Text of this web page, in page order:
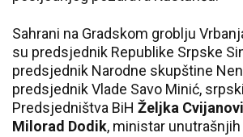
Sahrani na Gradskom groblju
su predsjednik Republike Srpske
predsjednik Narodne skupštine
predsjednik Vlade Savo Minić,
Predsjedništva BiH Željka
Milorad Dodik, ministar